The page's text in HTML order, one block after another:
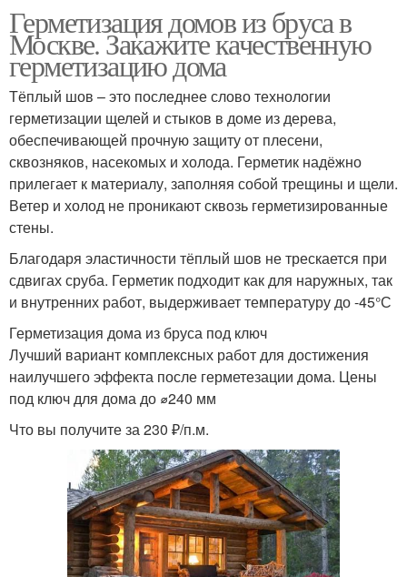
Герметизация домов из бруса в
Москве. Закажите качественную
герметизацию дома
Тёплый шов – это последнее слово технологии
герметизации щелей и стыков в доме из дерева,
обеспечивающей прочную защиту от плесени,
сквозняков, насекомых и холода. Герметик надёжно
прилегает к материалу, заполняя собой трещины и щели.
Ветер и холод не проникают сквозь герметизированные
стены.
Благодаря эластичности тёплый шов не трескается при
сдвигах сруба. Герметик подходит как для наружных, так
и внутренних работ, выдерживает температуру до -45°С
Герметизация дома из бруса под ключ
Лучший вариант комплексных работ для достижения
наилучшего эффекта после герметезации дома. Цены
под ключ для дома до ⌀240 мм
Что вы получите за 230 ₽/п.м.